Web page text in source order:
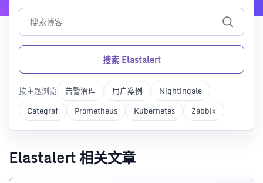
搜索 Elastalert
按主题浏览 告警治理 用户案例
Nightingale
Categraf
Prometheus Kubernetes Zabbix
Elastalert 相关文章